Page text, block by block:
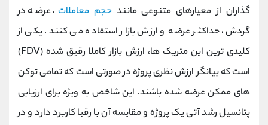
گذاران از معیارهای متنوعی مانندحجم معاملات ، عرضه در
گردش، حداکثر عرضه و ارزش بازار استفاده می کنند. یکی از
کلیدی ‌ترین این متریک ‌ها، ارزش بازار کاملا رقیق ‌شده (FDV)
است که بیانگر ارزش نظری پروژه در صورتی است که تمامی توکن
‌های ممکن عرضه شده باشند. این شاخص به ویژه برای ارزیابی
پتانسیل رشد آتی یک پروژه و مقایسه آن با رقبا کاربرد دارد و در